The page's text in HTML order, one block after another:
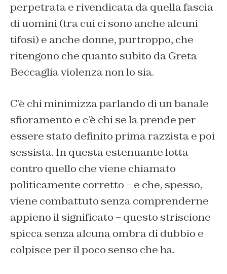
perpetrata e rivendicata da quella fascia
di uomini (tra cui ci sono anche alcuni
tifosi) e anche donne, purtroppo, che
ritengono che quanto subito da Greta
Beccaglia violenza non lo sia.
C’è chi minimizza parlando di un banale
sfioramento e c’è chi se la prende per
essere stato definito prima razzista e poi
sessista. In questa estenuante lotta
contro quello che viene chiamato
politicamente corretto – e che, spesso,
viene combattuto senza comprenderne
appieno il significato – questo striscione
spicca senza alcuna ombra di dubbio e
colpisce per il poco senso che ha.